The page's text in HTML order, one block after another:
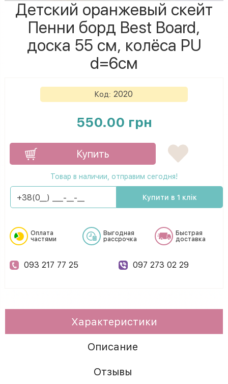
Детский оранжевый скейт
Пенни борд Best Board,
доска 55 см, колёса PU
d=6см
Код: 2020
550.00 грн
Купить
Товар в наличии, отправим сегодня!
Купити в 1 клік
Оплата
частями
Выгодная
рассрочка
Быстрая
доставка
093 217 77 25 097 273 02 29
Характеристики
Описание
Отзывы